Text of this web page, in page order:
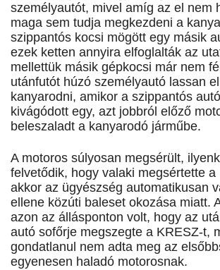
személyautót, mivel amíg az el nem
maga sem tudja megkezdeni a
szippantós kocsi mögött egy másik
ezek ketten annyira elfoglalták az
mellettük másik gépkocsi már nem
utánfutót húzó személyautó lassan
kanyarodni, amikor a szippantós
kivágódott egy, azt jobbról előző
beleszaladt a kanyarodó járműbe.
A motoros súlyosan megsérült,
felvetődik, hogy valaki megsértette a
akkor az ügyészség automatikusan
ellene közúti baleset okozása miatt.
azon az állásponton volt, hogy az
autó sofőrje megszegte a KRESZ-t,
gondatlanul nem adta meg az
egyenesen haladó motorosnak.